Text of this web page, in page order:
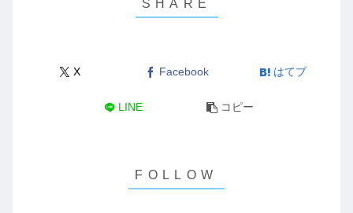
X Facebook はてブ
LINE コピー